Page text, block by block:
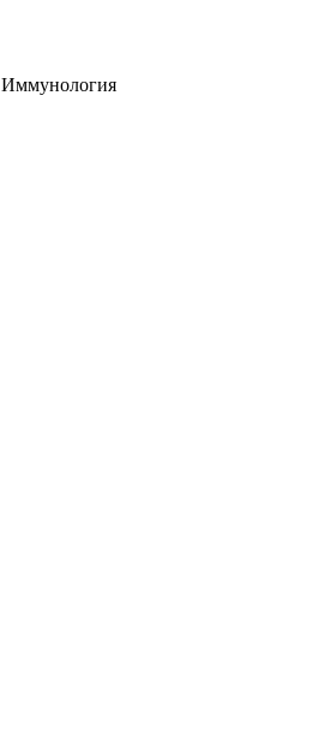
Иммунология